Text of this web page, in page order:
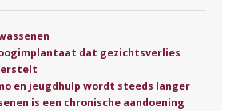
dat gezichtsverlies
en jeugdhulp wordt steeds langer
is een chronische aandoening